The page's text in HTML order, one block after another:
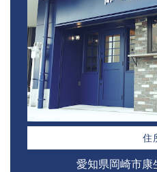
住
愛知県岡崎市康